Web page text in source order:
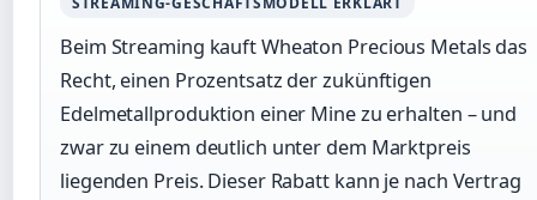
Beim Streaming kauft Wheaton Precious Metals das
Recht, einen Prozentsatz der zukünftigen
Edelmetallproduktion einer Mine zu erhalten – und
zwar zu einem deutlich unter dem Marktpreis
liegenden Preis. Dieser Rabatt kann je nach Vertrag